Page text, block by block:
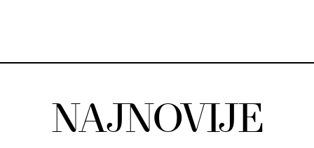
NAJNOVIJE